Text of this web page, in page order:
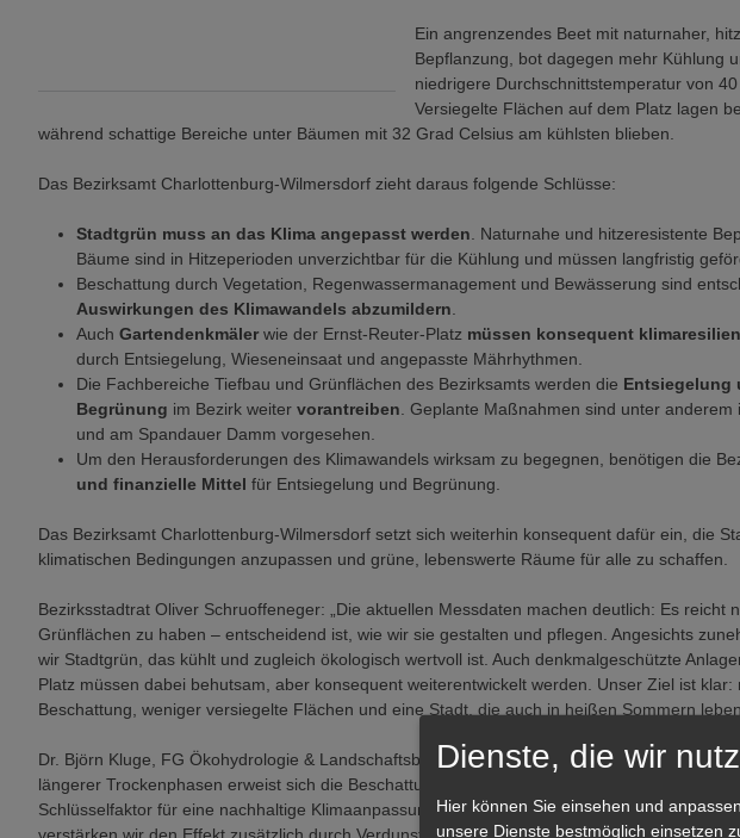
Ein angrenzendes Beet mit naturnaher,
Bepflanzung, bot dagegen mehr Kühlung
niedrigere Durchschnittstemperatur von 40
Versiegelte Flächen auf dem Platz lagen
während schattige Bereiche unter Bäumen mit 32 Grad Celsius am kühlsten blieben.
Das Bezirksamt Charlottenburg-Wilmersdorf zieht daraus folgende Schlüsse:
Stadtgrün muss an das Klima angepasst werden . Naturnahe und hitzeresistente
Bäume sind in Hitzeperioden unverzichtbar für die Kühlung und müssen langfristig
Beschattung durch Vegetation, Regenwassermanagement und Bewässerung sind
Auswirkungen des Klimawandels abzumildern
Auch Gartendenkmäler wie der Ernst-Reuter-Platz müssen konsequent
durch Entsiegelung, Wieseneinsaat und angepasste Mährhythmen.
Die Fachbereiche Tiefbau und Grünflächen des Bezirksamts werden die Entsiegelung
Begrünung im Bezirk weiter vorantreiben . Geplante Maßnahmen sind unter
und am Spandauer Damm vorgesehen.
Um den Herausforderungen des Klimawandels wirksam zu begegnen, benötigen die
und finanzielle Mittel für Entsiegelung und Begrünung.
Das Bezirksamt Charlottenburg-Wilmersdorf setzt sich weiterhin konsequent dafür ein, die
klimatischen Bedingungen anzupassen und grüne, lebenswerte Räume für alle zu schaffen.
Bezirksstadtrat Oliver Schruoffeneger:
„Die aktuellen Messdaten machen deutlich: Es reicht
Grünflächen zu haben – entscheidend ist, wie wir sie gestalten und pflegen. Angesichts
wir Stadtgrün, das kühlt und zugleich ökologisch wertvoll ist. Auch denkmalgeschützte
Platz müssen dabei behutsam, aber konsequent weiterentwickelt werden. Unser Ziel ist klar:
Beschattung, weniger versiegelte Flächen und eine Stadt, die auch in heißen Sommern
Dr. Björn Kluge, FG Ökohydrologie & Landschaftsbewertung, Technische Universität Berlin:
längerer Trockenphasen erweist sich die Beschattung des Bodens durch höhere und
Schlüsselfaktor für eine nachhaltige Klimaanpassung. Leiten wir darüber hinaus Regen
Dienste, die wir
Hier können Sie einsehen und
unsere Dienste bestmöglich einsetzen